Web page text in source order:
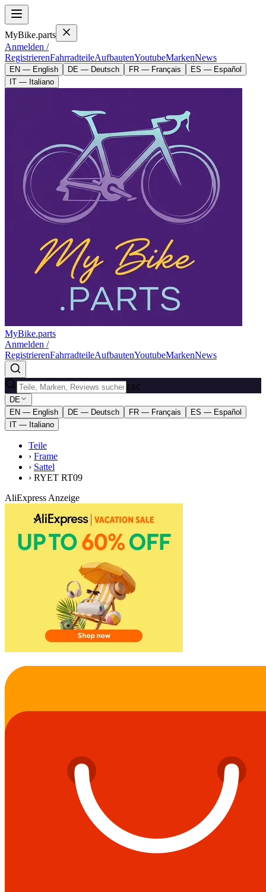
MyBike.parts
Anmelden /
RegistrierenFahrradteileAufbautenYoutubeMarkenNews
EN — English DE — Deutsch FR — Français
ES — Español
IT — Italiano
MyBike.parts
Anmelden /
RegistrierenFahrradteileAufbautenYoutubeMarkenNews
ESC
DE
EN — English
DE — Deutsch FR — Français
ES — Español
IT — Italiano
Teile
› Frame
› Sattel
› RYET RT09
AliExpress Anzeige